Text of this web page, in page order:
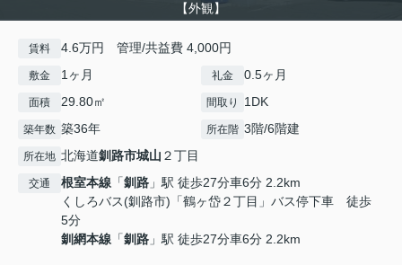
【外観】
賃料 4.6万円 管理/共益費 4,000円
敷金 1ヶ月 礼金 0.5ヶ月
面積 29.80㎡ 間取り 1DK
築年数 築36年 所在階 3階/6階建
所在地 北海道釧路市城山 ２丁目
交通 根室本線 「釧路 」駅 徒歩27分車6分 2.2km
くしろバス(釧路市)「鶴ヶ岱２丁目」バス停下車 徒歩
5分
釧網本線 「釧路 」駅 徒歩27分車6分 2.2km